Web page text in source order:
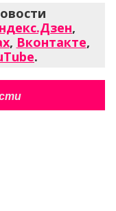
,
, Вконтакте,
.